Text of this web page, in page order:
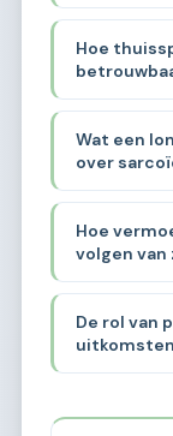
Hoe
Wat een
over
Hoe
volgen
De rol van